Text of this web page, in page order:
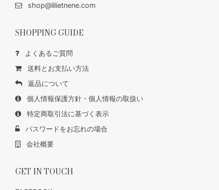
shop@lilietnene.com
SHOPPING GUIDE
よくあるご質問
送料とお支払い方法
返品について
個人情報保護方針・個人情報の取扱い
特定商取引法に基づく表示
パスワードをお忘れの場合
会社概要
GET IN TOUCH